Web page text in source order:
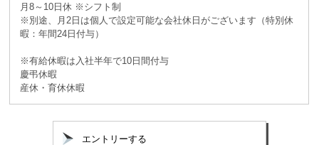
月8～10日休 ※シフト制
※別途、月2日は個人で設定可能な会社休日がございます（特別休
暇：年間24日付与）
※有給休暇は入社半年で10日間付与
慶弔休暇
産休・育休休暇
エントリーする